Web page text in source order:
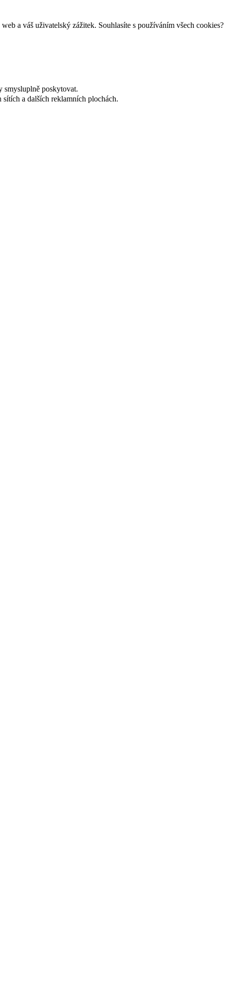
a váš uživatelský zážitek. Souhlasíte s používáním všech cookies?
smysluplně poskytovat.
a dalších reklamních plochách.